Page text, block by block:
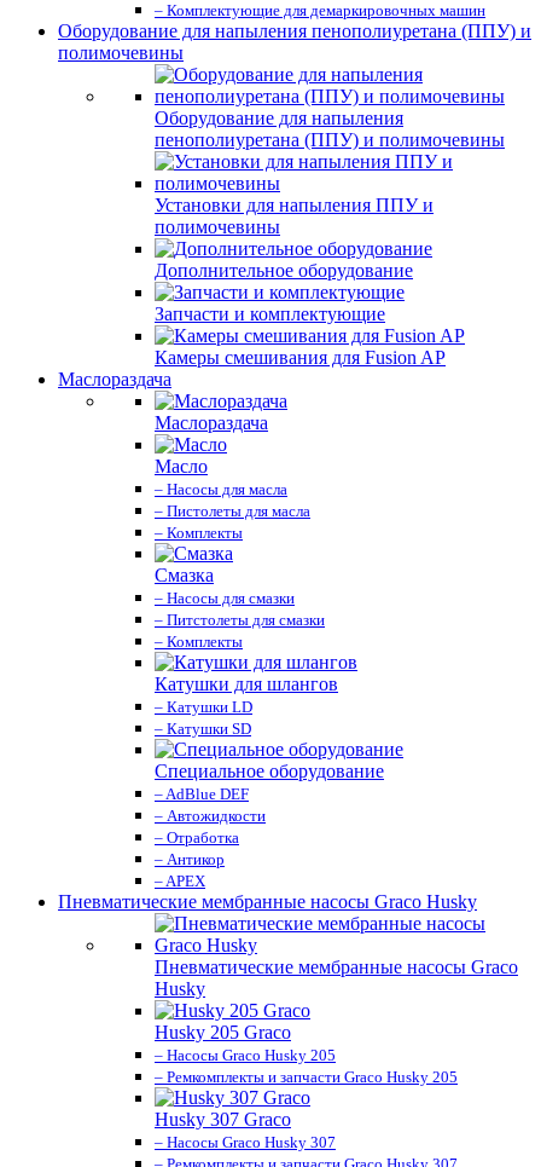
– Комплектующие для демаркировочных машин
Оборудование для напыления пенополиуретана (ППУ) и
полимочевины
Оборудование для напыления
пенополиуретана (ППУ) и полимочевины
Установки для напыления ППУ и
полимочевины
Дополнительное оборудование
Запчасти и комплектующие
Камеры смешивания для Fusion AP
Маслораздача
Маслораздача
Масло
– Насосы для масла
– Пистолеты для масла
– Комплекты
Смазка
– Насосы для смазки
– Питстолеты для смазки
– Комплекты
Катушки для шлангов
– Катушки LD
– Катушки SD
Специальное оборудование
– AdBlue DEF
– Автожидкости
– Отработка
– Антикор
– APEX
Пневматические мембранные насосы Graco Husky
Пневматические мембранные насосы Graco
Husky
Husky 205 Graco
– Насосы Graco Husky 205
– Ремкомплекты и запчасти Graco Husky 205
Husky 307 Graco
– Насосы Graco Husky 307